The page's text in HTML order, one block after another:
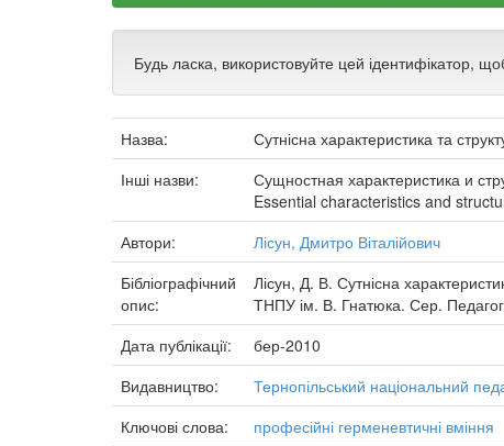
Будь ласка, використовуйте цей ідентифікатор,
Назва:
Сутнісна характеристика та
Інші назви:
Сущностная характеристика и
Essential characteristics and
Автори:
Лісун, Дмитро Віталійович
Бібліографічний
опис:
Лісун, Д. В. Сутнісна
ТНПУ ім. В. Гнатюка. Сер.
Дата публікації:
бер-2010
Видавництво:
Тернопільський національний
Ключові слова:
професійні герменевтичні вміння